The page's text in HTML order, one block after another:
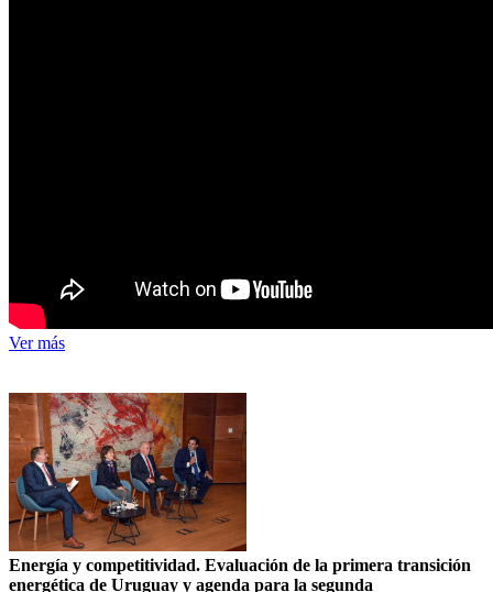
Ver más
Energía y competitividad. Evaluación de la primera transición
energética de Uruguay y agenda para la segunda